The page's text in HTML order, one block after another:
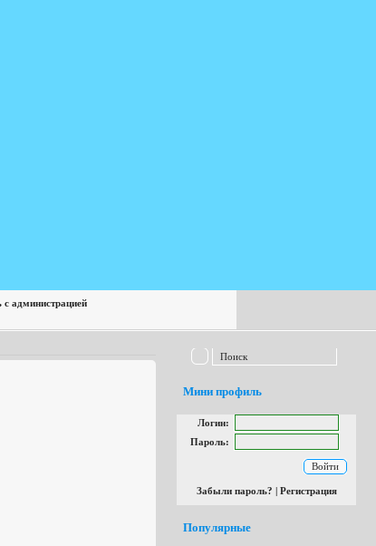
с администрацией
Мини профиль
Логин:
Пароль:
Войти
Забыли пароль? | Регистрация
Популярные